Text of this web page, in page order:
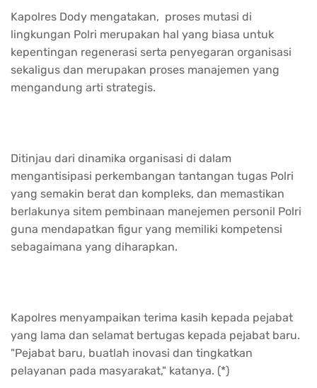
Kapolres Dody mengatakan, proses mutasi di
lingkungan Polri merupakan hal yang biasa untuk
kepentingan regenerasi serta penyegaran organisasi
sekaligus dan merupakan proses manajemen yang
mengandung arti strategis.
Ditinjau dari dinamika organisasi di dalam
mengantisipasi perkembangan tantangan tugas Polri
yang semakin berat dan kompleks, dan memastikan
berlakunya sitem pembinaan manejemen personil Polri
guna mendapatkan figur yang memiliki kompetensi
sebagaimana yang diharapkan.
Kapolres menyampaikan terima kasih kepada pejabat
yang lama dan selamat bertugas kepada pejabat baru.
"Pejabat baru, buatlah inovasi dan tingkatkan
pelayanan pada masyarakat," katanya. (*)